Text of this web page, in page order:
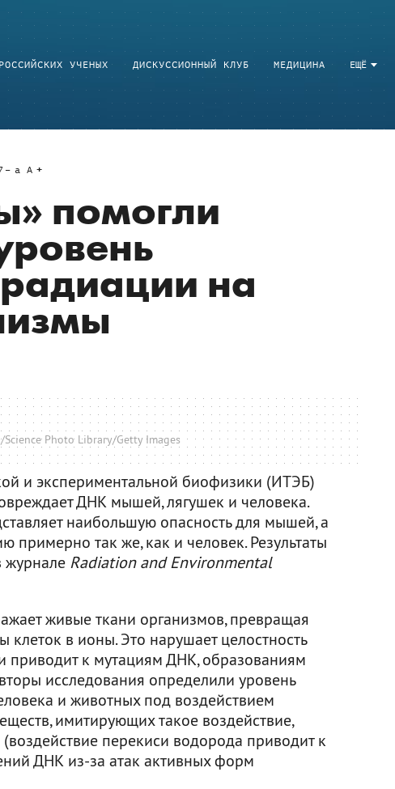
ЕЩЁ
УЧЕНЫХ ДИСКУССИОННЫЙ КЛУБ МЕДИЦИНА
a A
помогли
на
Science Photo Library/Getty Images
и экспериментальной биофизики (ИТЭБ)
ДНК мышей, лягушек и человека.
наибольшую опасность для мышей, а
примерно так же, как и человек. Результаты
журнале Radiation and Environmental
живые ткани организмов, превращая
в ионы. Это нарушает целостность
приводит к мутациям ДНК, образованиям
исследования определили уровень
и животных под воздействием
имитирующих такое воздействие,
перекиси водорода приводит к
ДНК из-за атак активных форм